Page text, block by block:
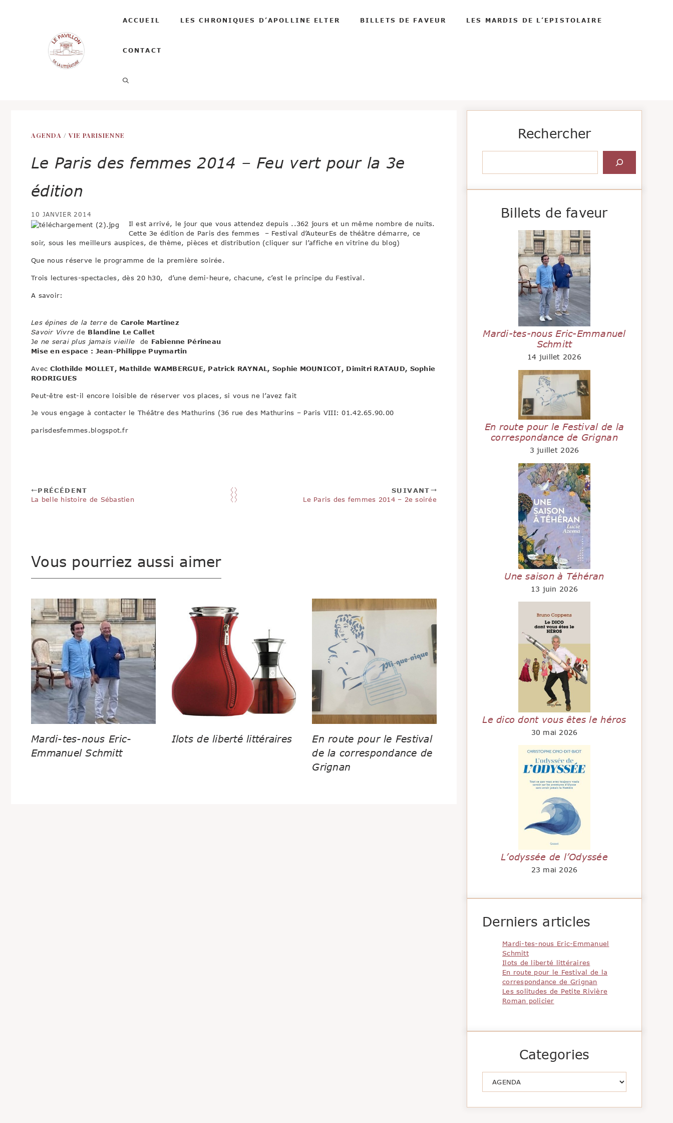
ACCUEIL LES CHRONIQUES D’APOLLINE ELTER BILLETS DE FAVEUR LES MARDIS DE L’EPISTOLAIRE
CONTACT
AGENDA /VIE PARISIENNE
Le Paris des femmes 2014 – Feu vert pour la 3e
édition
10 JANVIER 2014
Il est arrivé, le jour que vous attendez depuis ..362 jours et un même nombre de nuits.
Cette 3e édition de Paris des femmes – Festival d’AuteurEs de théâtre démarre, ce
soir, sous les meilleurs auspices, de thème, pièces et distribution (cliquer sur l’affiche en vitrine du blog)
Que nous réserve le programme de la première soirée.
Trois lectures-spectacles, dès 20 h30, d’une demi-heure, chacune, c’est le principe du Festival.
A savoir:
Les épines de la terrede Carole Martinez
Savoir Vivre de Blandine Le Callet
Je ne serai plus jamais vieille de Fabienne Périneau
Mise en espace : Jean-Philippe Puymartin
Avec Clothilde MOLLET, Mathilde WAMBERGUE, Patrick RAYNAL, Sophie MOUNICOT, Dimitri RATAUD, Sophie
RODRIGUES
Peut-être est-il encore loisible de réserver vos places, si vous ne l’avez fait
Je vous engage à contacter le Théâtre des Mathurins (36 rue des Mathurins – Paris VIII: 01.42.65.90.00
parisdesfemmes.blogspot.fr
PRÉCÉDENT
La belle histoire de Sébastien
SUIVANT
Le Paris des femmes 2014 – 2e soirée
Vous pourriez aussi aimer
Mardi-tes-nous Eric-
Emmanuel Schmitt
Ilots de liberté littéraires
En route pour le Festival
de la correspondance de
Grignan
Rechercher
Billets de faveur
Mardi-tes-nous Eric-Emmanuel
Schmitt
14 juillet 2026
En route pour le Festival de la
correspondance de Grignan
3 juillet 2026
Une saison à Téhéran
13 juin 2026
Le dico dont vous êtes le héros
30 mai 2026
L’odyssée de l’Odyssée
23 mai 2026
Derniers articles
Mardi-tes-nous Eric-Emmanuel
Schmitt
Ilots de liberté littéraires
En route pour le Festival de la
correspondance de Grignan
Les solitudes de Petite Rivière
Roman policier
Categories